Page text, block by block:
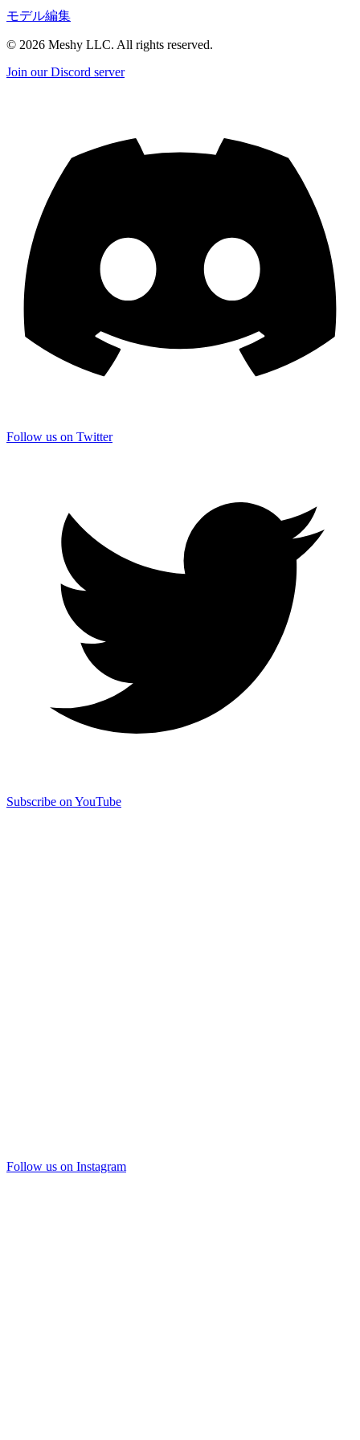
モデル編集
© 2026 Meshy LLC. All rights reserved.
Join our Discord server
Follow us on Twitter
Subscribe on YouTube
Follow us on Instagram